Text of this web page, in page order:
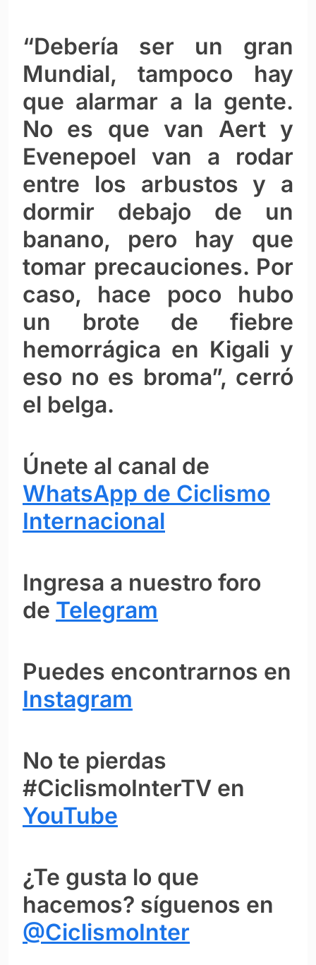
“Debería ser un gran
Mundial, tampoco hay
que alarmar a la gente.
No es que van Aert y
Evenepoel van a rodar
entre los arbustos y a
dormir debajo de un
banano, pero hay que
tomar precauciones. Por
caso, hace poco hubo
un brote de fiebre
hemorrágica en Kigali y
eso no es broma”, cerró
el belga.
Únete al canal de
WhatsApp de Ciclismo
Internacional
Ingresa a nuestro foro
de Telegram
Puedes encontrarnos en
Instagram
No te pierdas
#CiclismoInterTV en
YouTube
¿Te gusta lo que
hacemos? síguenos en
@CiclismoInter